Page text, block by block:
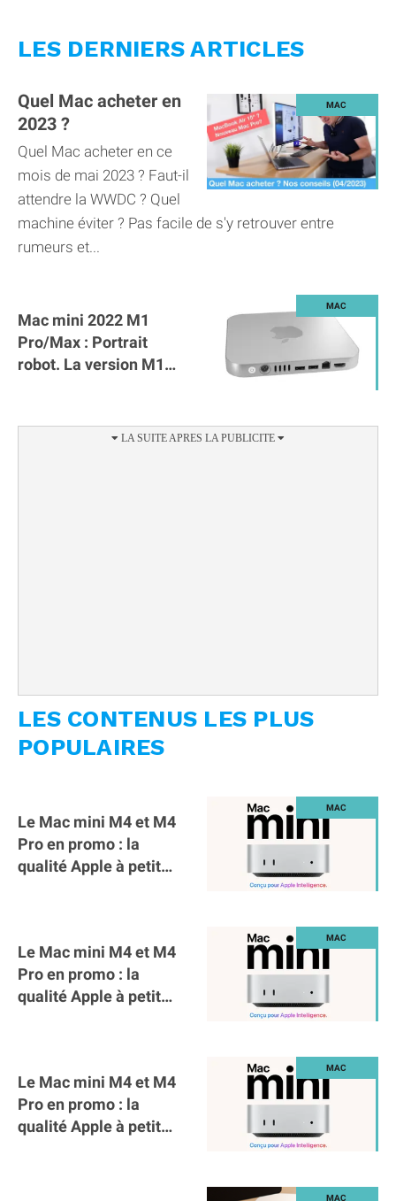
LES DERNIERS ARTICLES
Quel Mac acheter en
2023 ?
Quel Mac acheter en ce
mois de mai 2023 ? Faut-il
attendre la WWDC ? Quel
machine éviter ? Pas facile de s'y retrouver entre
rumeurs et...
Mac mini 2022 M1
Pro/Max : Portrait
robot. La version M1
LES CONTENUS LES PLUS
POPULAIRES
Le Mac mini M4 et M4
Pro en promo : la
qualité Apple à petit
Le Mac mini M4 et M4
Pro en promo : la
qualité Apple à petit
Le Mac mini M4 et M4
Pro en promo : la
qualité Apple à petit